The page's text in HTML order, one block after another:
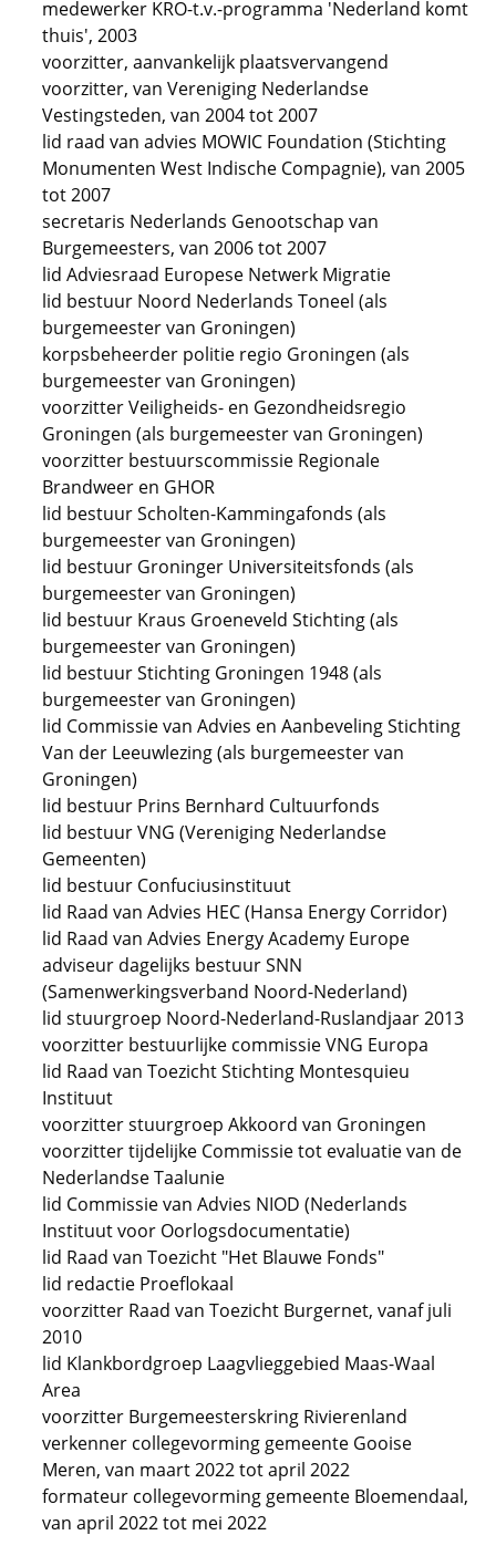
medewerker KRO-t.v.-programma 'Nederland komt
thuis', 2003
voorzitter, aanvankelijk plaatsvervangend
voorzitter, van Vereniging Nederlandse
Vestingsteden, van 2004 tot 2007
lid raad van advies MOWIC Foundation (Stichting
Monumenten West Indische Compagnie), van 2005
tot 2007
secretaris Nederlands Genootschap van
Burgemeesters, van 2006 tot 2007
lid Adviesraad Europese Netwerk Migratie
lid bestuur Noord Nederlands Toneel (als
burgemeester van Groningen)
korpsbeheerder politie regio Groningen (als
burgemeester van Groningen)
voorzitter Veiligheids- en Gezondheidsregio
Groningen (als burgemeester van Groningen)
voorzitter bestuurscommissie Regionale
Brandweer en GHOR
lid bestuur Scholten-Kammingafonds (als
burgemeester van Groningen)
lid bestuur Groninger Universiteitsfonds (als
burgemeester van Groningen)
lid bestuur Kraus Groeneveld Stichting (als
burgemeester van Groningen)
lid bestuur Stichting Groningen 1948 (als
burgemeester van Groningen)
lid Commissie van Advies en Aanbeveling Stichting
Van der Leeuwlezing (als burgemeester van
Groningen)
lid bestuur Prins Bernhard Cultuurfonds
lid bestuur VNG (Vereniging Nederlandse
Gemeenten)
lid bestuur Confuciusinstituut
lid Raad van Advies HEC (Hansa Energy Corridor)
lid Raad van Advies Energy Academy Europe
adviseur dagelijks bestuur SNN
(Samenwerkingsverband Noord-Nederland)
lid stuurgroep Noord-Nederland-Ruslandjaar 2013
voorzitter bestuurlijke commissie VNG Europa
lid Raad van Toezicht Stichting Montesquieu
Instituut
voorzitter stuurgroep Akkoord van Groningen
voorzitter tijdelijke Commissie tot evaluatie van de
Nederlandse Taalunie
lid Commissie van Advies NIOD (Nederlands
Instituut voor Oorlogsdocumentatie)
lid Raad van Toezicht "Het Blauwe Fonds"
lid redactie Proeflokaal
voorzitter Raad van Toezicht Burgernet, vanaf juli
2010
lid Klankbordgroep Laagvlieggebied Maas-Waal
Area
voorzitter Burgemeesterskring Rivierenland
verkenner collegevorming gemeente Gooise
Meren, van maart 2022 tot april 2022
formateur collegevorming gemeente Bloemendaal,
van april 2022 tot mei 2022